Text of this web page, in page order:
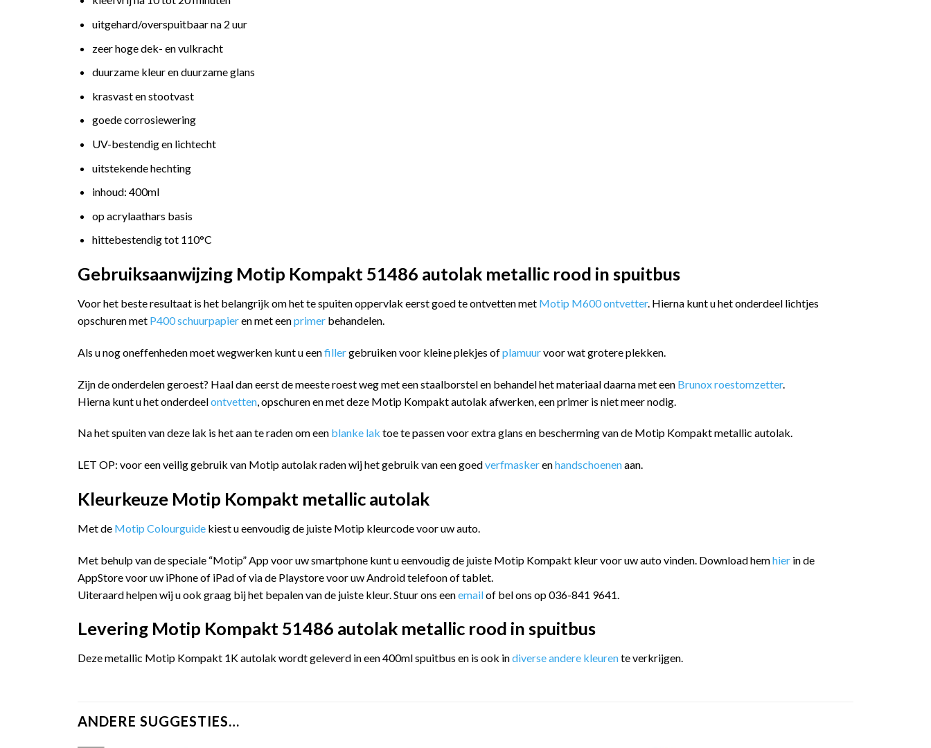
uitgehard/overspuitbaar na 2 uur
zeer hoge dek- en vulkracht
duurzame kleur en duurzame glans
krasvast en stootvast
goede corrosiewering
UV-bestendig en lichtecht
uitstekende hechting
inhoud: 400ml
op acrylaathars basis
hittebestendig tot 110°C
Gebruiksaanwijzing Motip Kompakt 51486 autolak metallic rood in spuitbus
Voor het beste resultaat is het belangrijk om het te spuiten oppervlak eerst goed te ontvetten met Motip M600 ontvetter. Hierna kunt u het onderdeel lichtjes
opschuren met P400 schuurpapieren met eenprimer behandelen.
Als u nog oneffenheden moet wegwerken kunt u eenfillergebruiken voor kleine plekjes ofplamuurvoor wat grotere plekken.
Zijn de onderdelen geroest? Haal dan eerst de meeste roest weg met een staalborstel en behandel het materiaal daarna met een Brunox roestomzetter.
Hierna kunt u het onderdeelontvetten , opschuren en met deze Motip Kompakt autolak afwerken, een primer is niet meer nodig.
Na het spuiten van deze lak is het aan te raden om een blanke lak toe te passen voor extra glans en bescherming van de Motip Kompakt metallic autolak.
LET OP: voor een veilig gebruik van Motip autolak raden wij het gebruik van een goedverfmaskerenhandschoenenaan.
Kleurkeuze Motip Kompakt metallic autolak
Met de Motip Colourguide kiest u eenvoudig de juiste Motip kleurcode voor uw auto.
Met behulp van de speciale “Motip” App voor uw smartphone kunt u eenvoudig de juiste Motip Kompakt kleur voor uw auto vinden. Download hemhier in de
AppStore voor uw iPhone of iPad of via de Playstore voor uw Android telefoon of tablet.
Uiteraard helpen wij u ook graag bij het bepalen van de juiste kleur. Stuur ons eenemailof bel ons op 036-841 9641.
Levering Motip Kompakt 51486 autolak metallic rood in spuitbus
Deze metallic Motip Kompakt 1K autolak wordt geleverd in een 400ml spuitbus en is ook indiverse andere kleurente verkrijgen.
ANDERE SUGGESTIES…